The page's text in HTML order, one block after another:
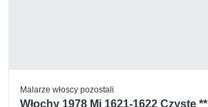
Malarze włoscy pozostali
Włochy 1978 Mi 1621-1622 Czyste **